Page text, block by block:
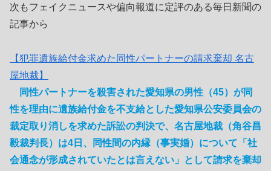
次もフェイクニュースや偏向報道に定評のある毎日新聞の
記事から
【犯罪遺族給付金求めた同性パートナーの請求棄却 名古
屋地裁】
同性パートナーを殺害された愛知県の男性（45）が同
性を理由に遺族給付金を不支給とした愛知県公安委員会の
裁定取り消しを求めた訴訟の判決で、名古屋地裁（角谷昌
毅裁判長）は4日、同性間の内縁（事実婚）について「社
会通念が形成されていたとは言えない」として請求を棄却